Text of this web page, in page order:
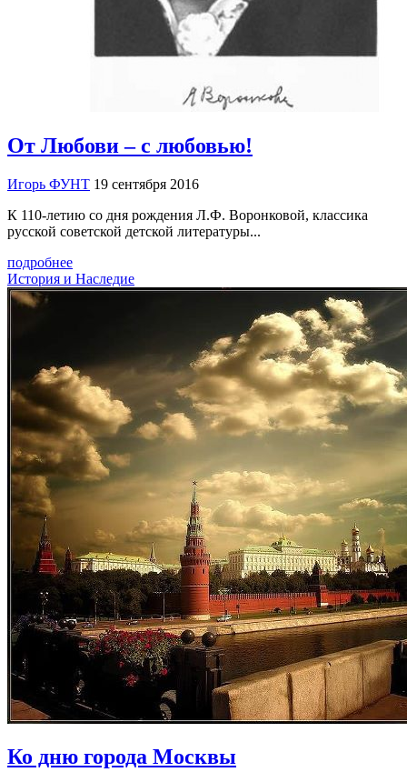
От Любови – с любовью!
Игорь ФУНТ 19 сентября 2016
К 110-летию со дня рождения Л.Ф. Воронковой, классика
русской советской детской литературы...
подробнее
История и Наследие
Ко дню города Москвы